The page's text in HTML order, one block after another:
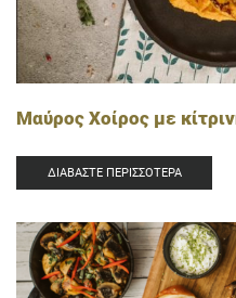
Μαύρος Χοίρος με
ΔΙΑΒΆΣΤΕ ΠΕΡΙΣΣΌΤΕΡΑ